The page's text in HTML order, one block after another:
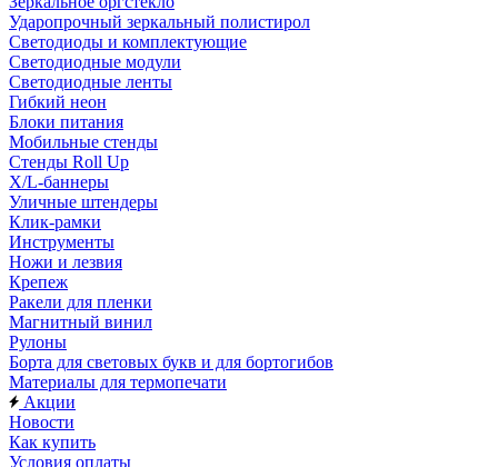
Ударопрочный зеркальный полистирол
Светодиоды и комплектующие
Светодиодные модули
Светодиодные ленты
Гибкий неон
Блоки питания
Мобильные стенды
Стенды Roll Up
X/L-баннеры
Уличные штендеры
Клик-рамки
Инструменты
Ножи и лезвия
Крепеж
Ракели для пленки
Магнитный винил
Рулоны
Борта для световых букв и для бортогибов
Материалы для термопечати
Акции
Новости
Как купить
Условия оплаты